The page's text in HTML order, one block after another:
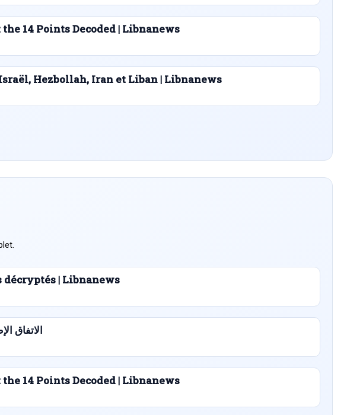
14 Points Decoded | Libnanews
Hezbollah, Iran et Liban | Libnanews
décryptés | Libnanews
الاتفاق
14 Points Decoded | Libnanews